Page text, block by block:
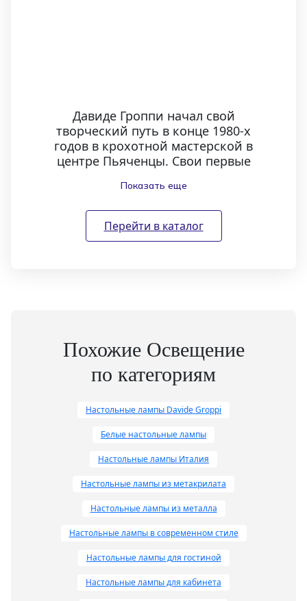
Давиде Гроппи начал свой
творческий путь в конце 1980-х
годов в крохотной мастерской в
центре Пьяченцы. Свои первые
собственным именем. Его
творческая независимость и
нестандартный подход
позволили ему создать
эфемерность, эмоциональность
и изобретательность.
Вдохновение он черпает в
искусстве, магии и желании
экспериментировать со светом.
Гроппи работает с преданной
командой единомышленников,
домов, магазинов, музеев и
Показать еще
Перейти в каталог
Похожие Освещение
по категориям
Настольные лампы Davide Groppi
Белые настольные лампы
Настольные лампы Италия
Настольные лампы из метакрилата
Настольные лампы из металла
Настольные лампы в современном стиле
Настольные лампы для гостиной
Настольные лампы для кабинета